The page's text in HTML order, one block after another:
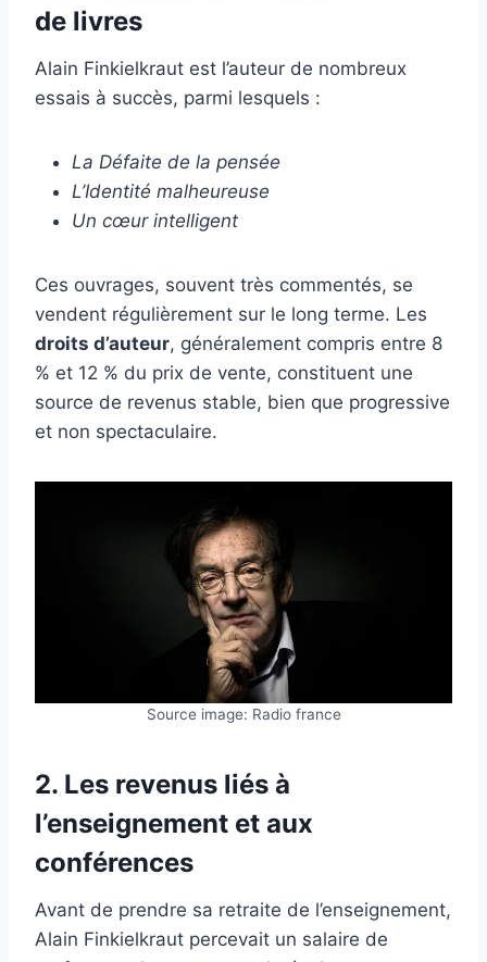
de livres
Alain Finkielkraut est l’auteur de nombreux
essais à succès, parmi lesquels :
La Défaite de la pensée
L’Identité malheureuse
Un cœur intelligent
Ces ouvrages, souvent très commentés, se
vendent régulièrement sur le long terme. Les
droits d’auteur, généralement compris entre 8
% et 12 % du prix de vente, constituent une
source de revenus stable, bien que progressive
et non spectaculaire.
Source image: Radio france
2. Les revenus liés à
l’enseignement et aux
conférences
Avant de prendre sa retraite de l’enseignement,
Alain Finkielkraut percevait un salaire de